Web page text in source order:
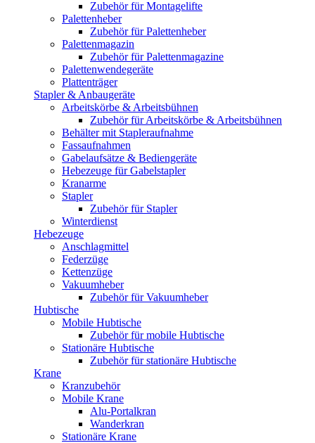
Zubehör für Montagelifte
Palettenheber
Zubehör für Palettenheber
Palettenmagazin
Zubehör für Palettenmagazine
Palettenwendegeräte
Plattenträger
Stapler & Anbaugeräte
Arbeitskörbe & Arbeitsbühnen
Zubehör für Arbeitskörbe & Arbeitsbühnen
Behälter mit Stapleraufnahme
Fassaufnahmen
Gabelaufsätze & Bediengeräte
Hebezeuge für Gabelstapler
Kranarme
Stapler
Zubehör für Stapler
Winterdienst
Hebezeuge
Anschlagmittel
Federzüge
Kettenzüge
Vakuumheber
Zubehör für Vakuumheber
Hubtische
Mobile Hubtische
Zubehör für mobile Hubtische
Stationäre Hubtische
Zubehör für stationäre Hubtische
Krane
Kranzubehör
Mobile Krane
Alu-Portalkran
Wanderkran
Stationäre Krane